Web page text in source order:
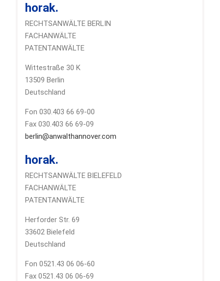
horak.
RECHTSANWÄLTE BERLIN
FACHANWÄLTE
PATENTANWÄLTE
Wittestraße 30 K
13509 Berlin
Deutschland
Fon 030.403 66 69-00
Fax 030.403 66 69-09
berlin@anwalthannover.com
horak.
RECHTSANWÄLTE BIELEFELD
FACHANWÄLTE
PATENTANWÄLTE
Herforder Str. 69
33602 Bielefeld
Deutschland
Fon 0521.43 06 06-60
Fax 0521.43 06 06-69